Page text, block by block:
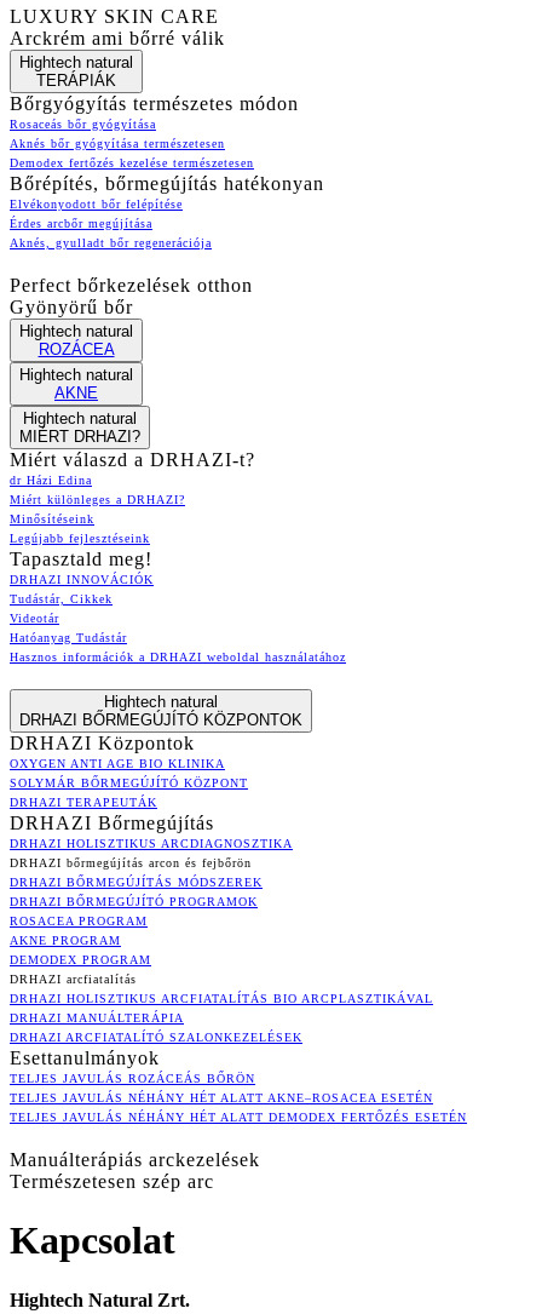
LUXURY SKIN CARE
Arckrém ami bőrré válik
Hightech natural
TERÁPIÁK
Bőrgyógyítás természetes módon
Rosaceás bőr gyógyítása
Aknés bőr gyógyítása természetesen
Demodex fertőzés kezelése természetesen
Bőrépítés, bőrmegújítás hatékonyan
Elvékonyodott bőr felépítése
Érdes arcbőr megújítása
Aknés, gyulladt bőr regenerációja
Perfect bőrkezelések otthon
Gyönyörű bőr
Hightech natural
ROZÁCEA
Hightech natural
AKNE
Hightech natural
MIÉRT DRHAZI?
Miért válaszd a DRHAZI-t?
dr Házi Edina
Miért különleges a DRHAZI?
Minősítéseink
Legújabb fejlesztéseink
Tapasztald meg!
DRHAZI INNOVÁCIÓK
Tudástár, Cikkek
Videotár
Hatóanyag Tudástár
Hasznos információk a DRHAZI weboldal használatához
Hightech natural
DRHAZI BŐRMEGÚJÍTÓ KÖZPONTOK
DRHAZI Központok
OXYGEN ANTI AGE BIO KLINIKA
SOLYMÁR BŐRMEGÚJÍTÓ KÖZPONT
DRHAZI TERAPEUTÁK
DRHAZI Bőrmegújítás
DRHAZI HOLISZTIKUS ARCDIAGNOSZTIKA
DRHAZI bőrmegújítás arcon és fejbőrön
DRHAZI BŐRMEGÚJÍTÁS MÓDSZEREK
DRHAZI BŐRMEGÚJÍTÓ PROGRAMOK
ROSACEA PROGRAM
AKNE PROGRAM
DEMODEX PROGRAM
DRHAZI arcfiatalítás
DRHAZI HOLISZTIKUS ARCFIATALÍTÁS BIO ARCPLASZTIKÁVAL
DRHAZI MANUÁLTERÁPIA
DRHAZI ARCFIATALÍTÓ SZALONKEZELÉSEK
Esettanulmányok
TELJES JAVULÁS ROZÁCEÁS BŐRÖN
TELJES JAVULÁS NÉHÁNY HÉT ALATT AKNE–ROSACEA ESETÉN
TELJES JAVULÁS NÉHÁNY HÉT ALATT DEMODEX FERTŐZÉS ESETÉN
Manuálterápiás arckezelések
Természetesen szép arc
Kapcsolat
Hightech Natural Zrt.